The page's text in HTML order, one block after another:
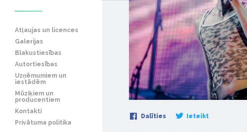
Atļaujas un licences
Galerijas
Blakustiesības
Autortiesības
Uzņēmumiem un
iestādēm
Mūziķiem un
producentiem
Kontakti
Privātuma politika
Dalīties Ieteikt